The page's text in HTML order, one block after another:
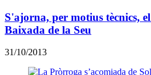
S'ajorna, per motius tècnics,
Baixada de la Seu
31/10/2013